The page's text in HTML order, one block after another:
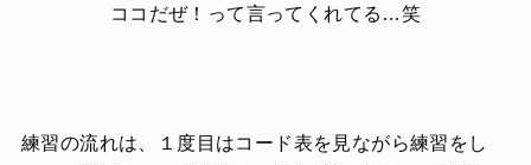
ココだぜ！って言ってくれてる…笑
練習の流れは、１度目はコード表を見ながら練習をし